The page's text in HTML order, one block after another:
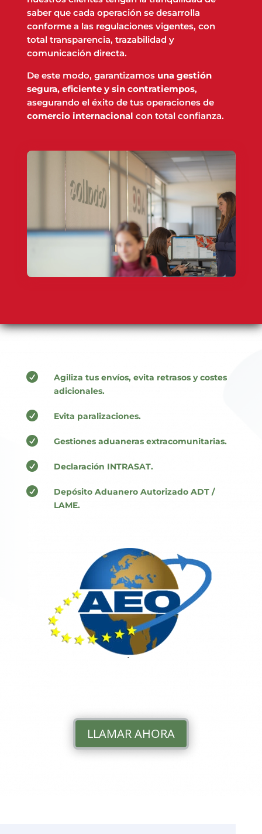
saber que cada operación se desarrolla
conforme a las regulaciones vigentes, con
total transparencia, trazabilidad y
comunicación directa.
De este modo, garantizamos una gestión
segura, eficiente y sin contratiempos,
asegurando el éxito de tus operaciones de
comercio internacional con total confianza.

Agiliza tus envíos, evita retrasos y costes
adicionales.
 Evita paralizaciones.
 Gestiones aduaneras extracomunitarias.
 Declaración INTRASAT.

Depósito Aduanero Autorizado ADT /
LAME.
LLAMAR AHORA